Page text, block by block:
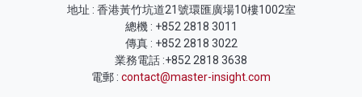
地址 : 香港黃竹坑道21號環匯廣場10樓1002室
總機 : +852 2818 3011
傳真 : +852 2818 3022
業務電話 :+852 2818 3638
電郵 : contact@master-insight.com